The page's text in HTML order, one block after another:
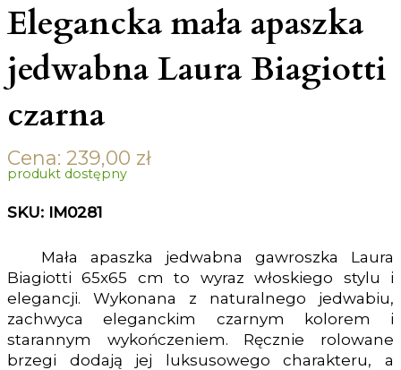
Elegancka mała apaszka
jedwabna Laura Biagiotti
czarna
Cena: 239,00 zł
produkt dostępny
SKU: IM0281
Mała apaszka jedwabna gawroszka Laura
Biagiotti 65x65 cm to wyraz włoskiego stylu i
elegancji. Wykonana z naturalnego jedwabiu,
zachwyca eleganckim czarnym kolorem i
starannym wykończeniem. Ręcznie rolowane
brzegi dodają jej luksusowego charakteru, a